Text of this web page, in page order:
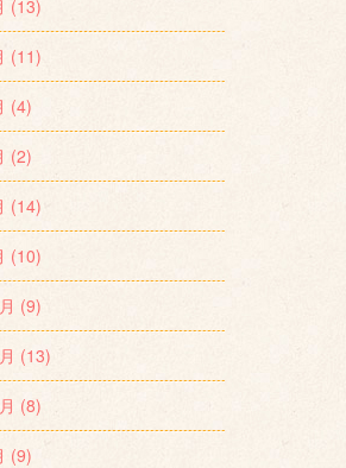
(13)
(11)
(4)
(2)
(14)
(10)
(9)
(13)
(8)
(9)